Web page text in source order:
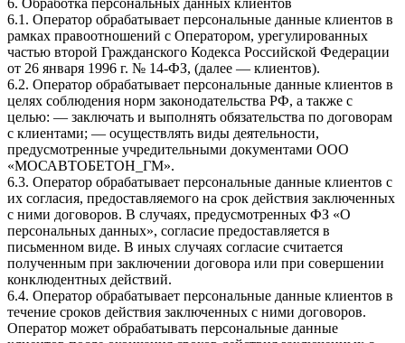
6.1. Оператор обрабатывает персональные данные клиентов в
рамках правоотношений с Оператором, урегулированных
частью второй Гражданского Кодекса Российской Федерации
от 26 января 1996 г. № 14-ФЗ, (далее — клиентов).
6.2. Оператор обрабатывает персональные данные клиентов в
целях соблюдения норм законодательства РФ, а также с
целью: — заключать и выполнять обязательства по договорам
с клиентами; — осуществлять виды деятельности,
предусмотренные учредительными документами ООО
«МОСАВТОБЕТОН_ГМ».
6.3. Оператор обрабатывает персональные данные клиентов с
их согласия, предоставляемого на срок действия заключенных
с ними договоров. В случаях, предусмотренных ФЗ «О
персональных данных», согласие предоставляется в
письменном виде. В иных случаях согласие считается
полученным при заключении договора или при совершении
конклюдентных действий.
6.4. Оператор обрабатывает персональные данные клиентов в
течение сроков действия заключенных с ними договоров.
Оператор может обрабатывать персональные данные